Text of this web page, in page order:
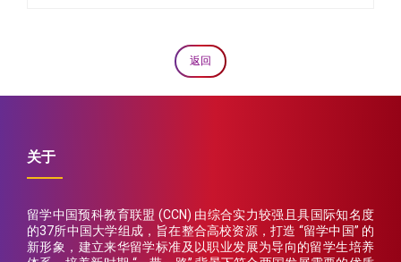
返回
关于
留学中国预科教育联盟 (CCN) 由综合实力较强且具国际知名度
的37所中国大学组成，旨在整合高校资源，打造 “留学中国” 的
新形象，建立来华留学标准及以职业发展为导向的留学生培养